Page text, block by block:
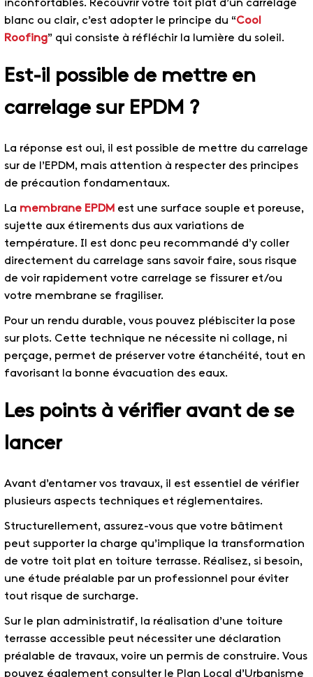
inconfortables. Recouvrir votre toit plat d’un carrelage
blanc ou clair, c’est adopter le principe du “Cool
Roofing” qui consiste à réfléchir la lumière du soleil.
Est-il possible de mettre en
carrelage sur EPDM ?
La réponse est oui, il est possible de mettre du carrelage
sur de l’EPDM, mais attention à respecter des principes
de précaution fondamentaux.
La membrane EPDM est une surface souple et poreuse,
sujette aux étirements dus aux variations de
température. Il est donc peu recommandé d’y coller
directement du carrelage sans savoir faire, sous risque
de voir rapidement votre carrelage se fissurer et/ou
votre membrane se fragiliser.
Pour un rendu durable, vous pouvez plébisciter la pose
sur plots. Cette technique ne nécessite ni collage, ni
perçage, permet de préserver votre étanchéité, tout en
favorisant la bonne évacuation des eaux.
Les points à vérifier avant de se
lancer
Avant d’entamer vos travaux, il est essentiel de vérifier
plusieurs aspects techniques et réglementaires.
Structurellement, assurez-vous que votre bâtiment
peut supporter la charge qu’implique la transformation
de votre toit plat en toiture terrasse. Réalisez, si besoin,
une étude préalable par un professionnel pour éviter
tout risque de surcharge.
Sur le plan administratif, la réalisation d’une toiture
terrasse accessible peut nécessiter une déclaration
préalable de travaux, voire un permis de construire. Vous
pouvez également consulter le Plan Local d’Urbanisme